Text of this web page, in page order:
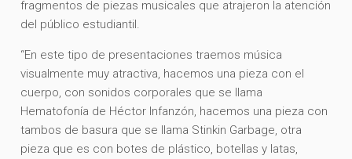
fragmentos de piezas musicales que atrajeron la atención
del público estudiantil.
“En este tipo de presentaciones traemos música
visualmente muy atractiva, hacemos una pieza con el
cuerpo, con sonidos corporales que se llama
Hematofonía de Héctor Infanzón, hacemos una pieza con
tambos de basura que se llama Stinkin Garbage, otra
pieza que es con botes de plástico, botellas y latas,